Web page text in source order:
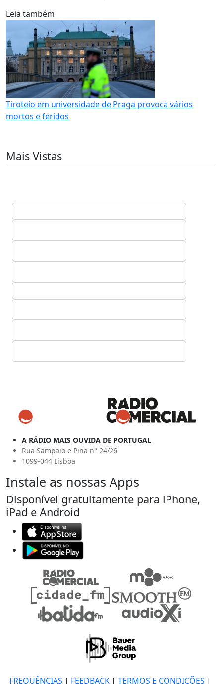
Leia também
Tiroteio em universidade de Praga provoca vários
mortos e feridos
Mais Vistas
A RÁDIO MAIS OUVIDA DE PORTUGAL
Rua Sampaio e Pina n° 24/26
1099-044 Lisboa
Instale as nossas Apps
Disponível gratuitamente para iPhone,
iPad e Android
FREQUÊNCIAS | FEEDBACK| TERMOS E CONDIÇÕES |